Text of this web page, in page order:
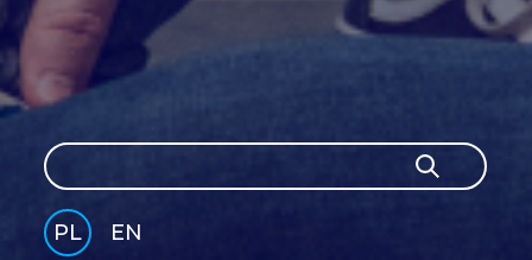
Szukaj
Szukaj
PL
EN